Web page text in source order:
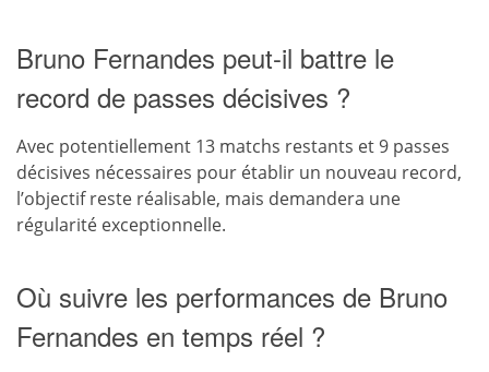
Bruno Fernandes peut-il battre le
record de passes décisives ?
Avec potentiellement 13 matchs restants et 9 passes
décisives nécessaires pour établir un nouveau record,
l’objectif reste réalisable, mais demandera une
régularité exceptionnelle.
Où suivre les performances de Bruno
Fernandes en temps réel ?